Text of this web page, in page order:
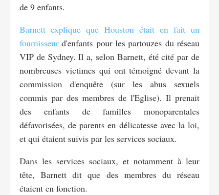
de 9 enfants.
Barnett explique que Houston était en fait un
fournisseur d'enfants pour les partouzes du réseau
VIP de Sydney. Il a, selon Barnett, été cité par de
nombreuses victimes qui ont témoigné devant la
commission d'enquête (sur les abus sexuels
commis par des membres de l'Eglise). Il prenait
des enfants de familles monoparentales
défavorisées, de parents en délicatesse avec la loi,
et qui étaient suivis par les services sociaux.
Dans les services sociaux, et notamment à leur
tête, Barnett dit que des membres du réseau
étaient en fonction.